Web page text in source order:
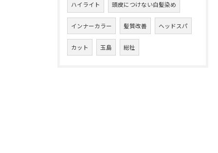
ハイライト 頭皮につけない白髪染め
インナーカラー 髪質改善 ヘッドスパ
カット 玉島 総社